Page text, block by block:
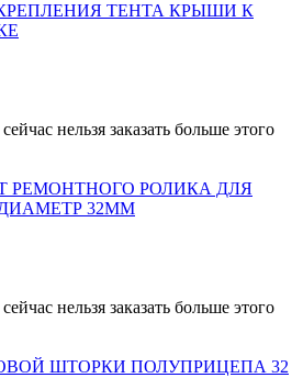
КРЕПЛЕНИЯ ТЕНТА КРЫШИ К
нельзя заказать больше этого
РЕМОНТНОГО РОЛИКА ДЛЯ
32ММ
нельзя заказать больше этого
ШТОРКИ ПОЛУПРИЦЕПА 32